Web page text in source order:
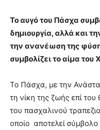
Το αυγό του Πάσχα
δημιουργία, αλλά και
την ανανέωση της
συμβολίζει το αίμα
Το Πάσχα, με την
τη νίκη της ζωής επί
του πασχαλινού
οποίο αποτελεί